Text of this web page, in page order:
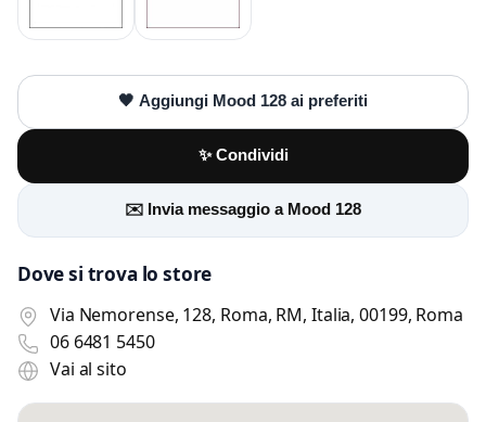
🖤 Aggiungi Mood 128 ai preferiti
✨ Condividi
✉️ Invia messaggio a Mood 128
Dove si trova lo store
Via Nemorense, 128, Roma, RM, Italia, 00199, Roma
06 6481 5450
Vai al sito